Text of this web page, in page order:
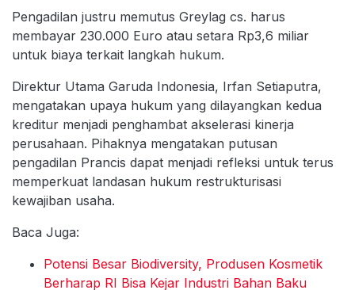
Pengadilan justru memutus Greylag cs. harus
membayar 230.000 Euro atau setara Rp3,6 miliar
untuk biaya terkait langkah hukum.
Direktur Utama Garuda Indonesia, Irfan Setiaputra,
mengatakan upaya hukum yang dilayangkan kedua
kreditur menjadi penghambat akselerasi kinerja
perusahaan. Pihaknya mengatakan putusan
pengadilan Prancis dapat menjadi refleksi untuk terus
memperkuat landasan hukum restrukturisasi
kewajiban usaha.
Baca Juga:
Potensi Besar Biodiversity, Produsen Kosmetik
Berharap RI Bisa Kejar Industri Bahan Baku